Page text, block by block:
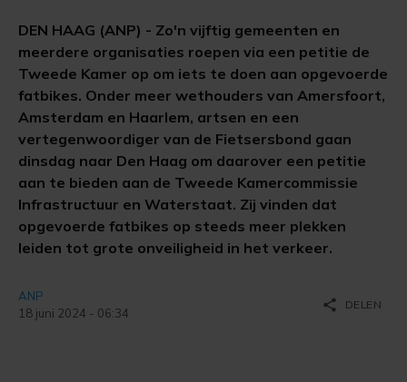
DEN HAAG (ANP) - Zo'n vijftig gemeenten en
meerdere organisaties roepen via een petitie de
Tweede Kamer op om iets te doen aan opgevoerde
fatbikes. Onder meer wethouders van Amersfoort,
Amsterdam en Haarlem, artsen en een
vertegenwoordiger van de Fietsersbond gaan
dinsdag naar Den Haag om daarover een petitie
aan te bieden aan de Tweede Kamercommissie
Infrastructuur en Waterstaat. Zij vinden dat
opgevoerde fatbikes op steeds meer plekken
leiden tot grote onveiligheid in het verkeer.
ANP
18 juni 2024 - 06:34
share DELEN